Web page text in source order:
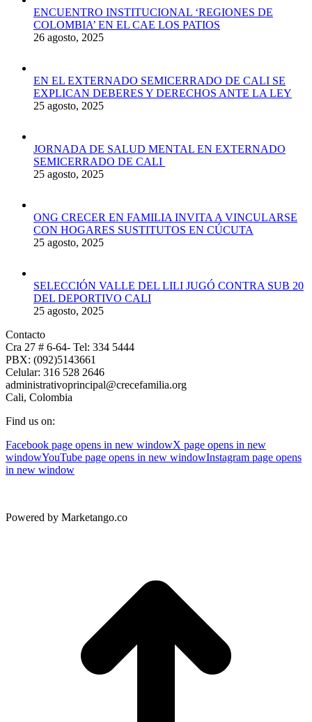
ENCUENTRO INSTITUCIONAL ‘REGIONES DE
COLOMBIA’ EN EL CAE LOS PATIOS
26 agosto, 2025
EN EL EXTERNADO SEMICERRADO DE CALI SE
EXPLICAN DEBERES Y DERECHOS ANTE LA LEY
25 agosto, 2025
JORNADA DE SALUD MENTAL EN EXTERNADO
SEMICERRADO DE CALI
25 agosto, 2025
ONG CRECER EN FAMILIA INVITA A VINCULARSE
CON HOGARES SUSTITUTOS EN CÚCUTA
25 agosto, 2025
SELECCIÓN VALLE DEL LILI JUGÓ CONTRA SUB 20
DEL DEPORTIVO CALI
25 agosto, 2025
Contacto
Cra 27 # 6-64- Tel: 334 5444
PBX: (092)5143661
Celular: 316 528 2646
administrativoprincipal@crecefamilia.org
Cali, Colombia
Find us on:
Facebook page opens in new windowX page opens in new
windowYouTube page opens in new windowInstagram page opens
in new window
Powered by Marketango.co